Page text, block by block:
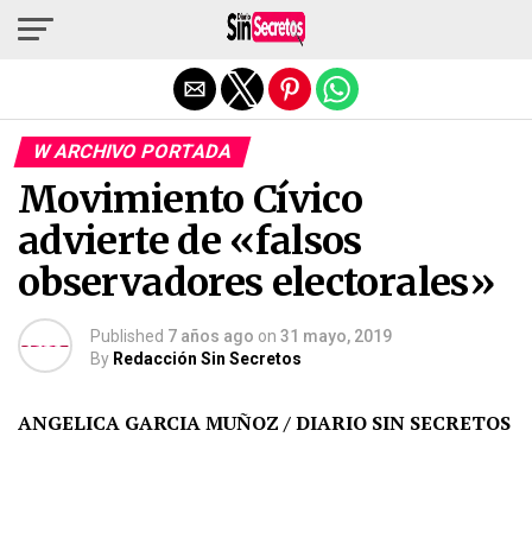
W ARCHIVO PORTADA
Movimiento Cívico
advierte de «falsos
observadores electorales»
Published 7 años ago on 31 mayo, 2019
By Redacción Sin Secretos
ANGELICA GARCIA MUÑOZ / DIARIO SIN SECRETOS
Salir de la versión móvil